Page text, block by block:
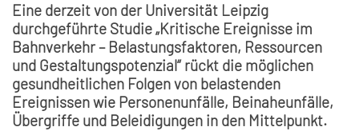
Eine derzeit von der Universität Leipzig
durchgeführte Studie „Kritische Ereignisse im
Bahnverkehr – Belastungsfaktoren, Ressourcen
und Gestaltungspotenzial“ rückt die möglichen
gesundheitlichen Folgen von belastenden
Ereignissen wie Personenunfälle, Beinaheunfälle,
Übergriffe und Beleidigungen in den Mittelpunkt.